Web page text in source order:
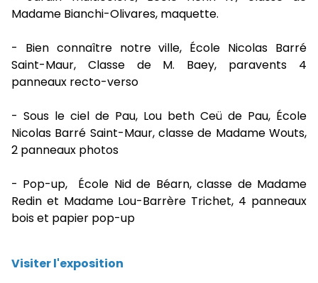
Madame Bianchi-Olivares, maquette.
- Bien connaître notre ville, École Nicolas Barré
Saint-Maur, Classe de M. Baey, paravents 4
panneaux recto-verso
- Sous le ciel de Pau, Lou beth Ceü de Pau, École
Nicolas Barré Saint-Maur, classe de Madame Wouts,
2 panneaux photos
- Pop-up, École Nid de Béarn, classe de Madame
Redin et Madame Lou-Barrère Trichet, 4 panneaux
bois et papier pop-up
Visiter l'exposition